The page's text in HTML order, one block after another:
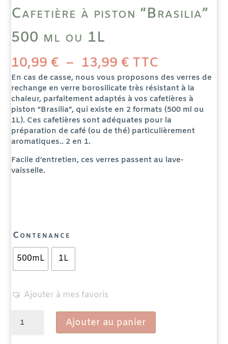
Cafetière à piston “Brasilia”
500 ml ou 1L
10,99 € – 13,99 €Plage
de
prix :
10,99 €
à
13,99 €
TTC
En cas de casse, nous vous proposons des verres de
rechange en verre borosilicate très résistant à la
chaleur, parfaitement adaptés à vos cafetières à
piston “Brasilia”, qui existe en 2 formats (500 ml ou
1L). Ces cafetières sont adéquates pour la
préparation de café (ou de thé) particulièrement
aromatiques.. 2 en 1.
Facile d’entretien, ces verres passent au lave-
vaisselle.
Contenance
500mL 1L
Ajouter à mes favoris
quantité
de
Ajouter au panier